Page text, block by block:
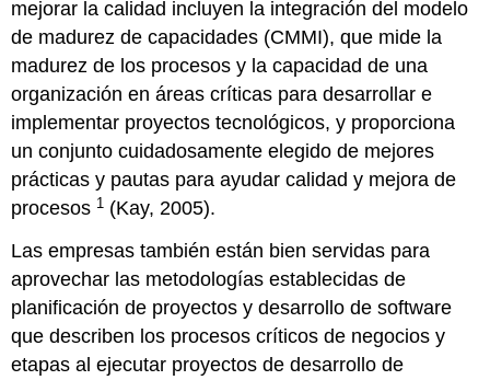
mejorar la calidad incluyen la integración del modelo
de madurez de capacidades (CMMI), que mide la
madurez de los procesos y la capacidad de una
organización en áreas críticas para desarrollar e
implementar proyectos tecnológicos, y proporciona
un conjunto cuidadosamente elegido de mejores
prácticas y pautas para ayudar calidad y mejora de
procesos 1 (Kay, 2005).
Las empresas también están bien servidas para
aprovechar las metodologías establecidas de
planificación de proyectos y desarrollo de software
que describen los procesos críticos de negocios y
etapas al ejecutar proyectos de desarrollo de